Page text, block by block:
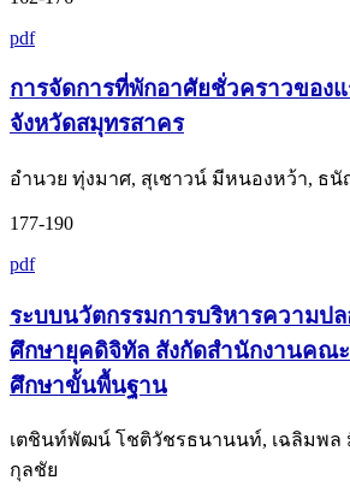
pdf
การจัดการที่พักอาศัยชั่วคราวของแ
จังหวัดสมุทรสาคร
อำนวย ทุ่งมาศ, สุเชาวน์ มีหนองหว้า, ธ
177-190
pdf
ระบบนวัตกรรมการบริหารความป
ศึกษายุคดิจิทัล สังกัดสำนักงานคณ
ศึกษาขั้นพื้นฐาน
เตชินท์พัฒน์ โชติวัชรธนานนท์, เฉลิมพ
กุลชัย